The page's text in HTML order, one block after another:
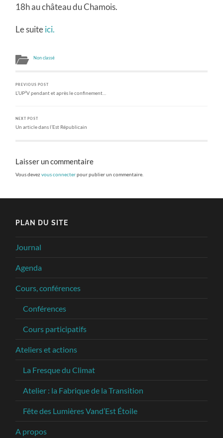
18h au château du Chamois.
Le suiteici.
Non classé
PREVIOUS POST
L’UP²V pendant et après le confinement…
NEXT POST
Un article dans l’Est Républicain
Laisser un commentaire
Vous devezvous connecterpour publier un commentaire.
PLAN DU SITE
Journal
Agenda
Cours, conférences
Conférences
Cours participatifs
Ateliers et actions
La Fresque du Climat
Atelier : la Fabrique de la Transition
Fête des Lumières Vand’Est Étoile
A propos